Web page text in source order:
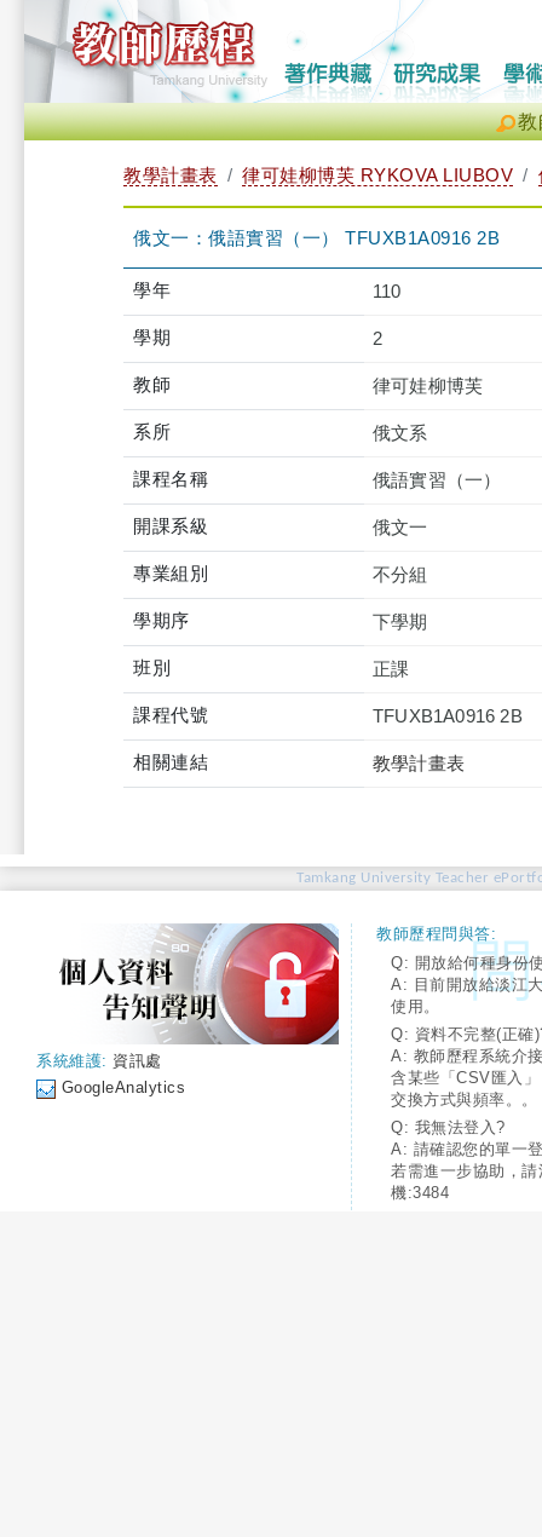
教
教學計畫表 律可娃柳博芙 RYKOVA LIUBOV
俄文一：俄語實習（一） TFUXB1A0916 2B
學年 110
學期 2
教師 律可娃柳博芙
系所 俄文系
課程名稱 俄語實習（一）
開課系級 俄文一
專業組別 不分組
學期序 下學期
班別 正課
課程代號 TFUXB1A0916 2B
相關連結 教學計畫表
Tamkang University Teacher
系統維護: 資訊處
GoogleAnalytics
教師歷程問與答:
Q: 開放給何種身份
A: 目前開放給淡江
使用。
Q: 資料不完整(正確
A: 教師歷程系統介
含某些「CSV匯入
交換方式與頻率。。
Q: 我無法登入?
A: 請確認您的單一
若需進一步協助，
機:3484